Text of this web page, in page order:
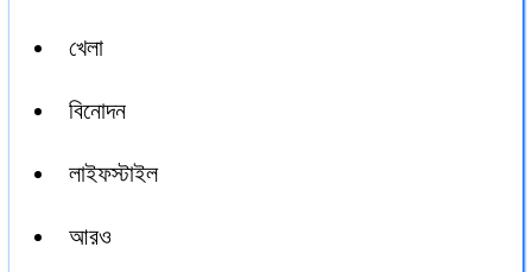
খেলা
বিনোদন
লাইফস্টাইল
আরও